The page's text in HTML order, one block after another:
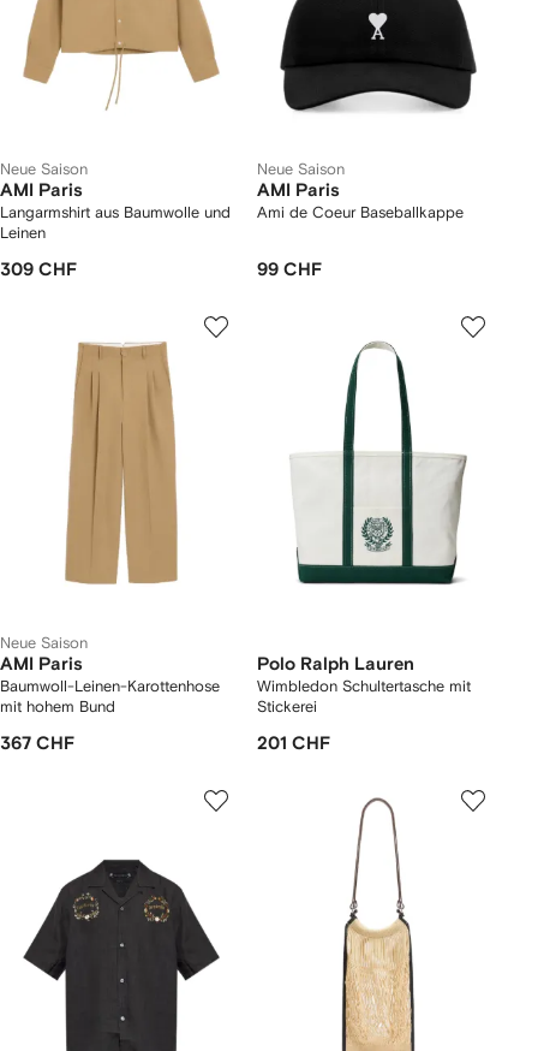
Neue Saison
AMI Paris
Langarmshirt aus Baumwolle und
Leinen
309 CHF
Neue Saison
AMI Paris
Ami de Coeur Baseballkappe
99 CHF
Neue Saison
AMI Paris
Baumwoll-Leinen-Karottenhose
mit hohem Bund
367 CHF
Polo Ralph Lauren
Wimbledon Schultertasche mit
Stickerei
201 CHF